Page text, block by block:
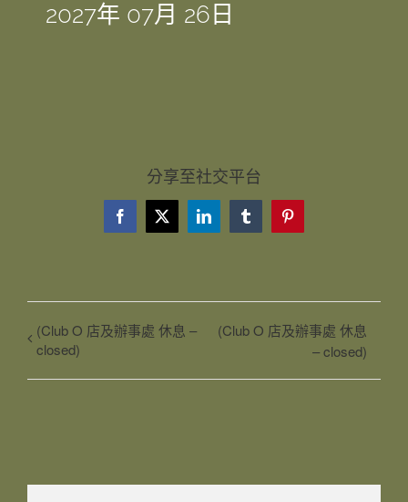
2027年 07月 26日
分享至社交平台
Facebook
X LinkedInTumblrPinterest
(Club O 店及辦事處 休息 –
closed)
(Club O 店及辦事處 休息
– closed)